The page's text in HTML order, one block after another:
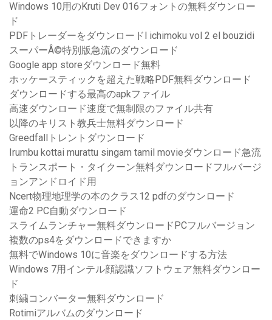
Windows 10用のKruti Dev 016フォントの無料ダウンロー
ド
PDFトレーダーをダウンロードl ichimoku vol 2 el bouzidi
スーパーÂ©特別版急流のダウンロード
Google app storeダウンロード無料
ホッケースティックを超えた戦略PDF無料ダウンロード
ダウンロードする最高のapkファイル
高速ダウンロード速度で無制限のファイル共有
以降のキリスト教兵士無料ダウンロード
Greedfallトレントダウンロード
Irumbu kottai murattu singam tamil movieダウンロード急流
トランスポート・タイクーン無料ダウンロードフルバージ
ョンアンドロイド用
Ncert物理地理学の本のクラス12 pdfのダウンロード
運命2 PC自動ダウンロード
スライムランチャー無料ダウンロードPCフルバージョン
複数のps4をダウンロードできますか
無料でWindows 10に音楽をダウンロードする方法
Windows 7用インテル顔認識ソフトウェア無料ダウンロー
ド
刺繍コンバーター無料ダウンロード
Rotimiアルバムのダウンロード